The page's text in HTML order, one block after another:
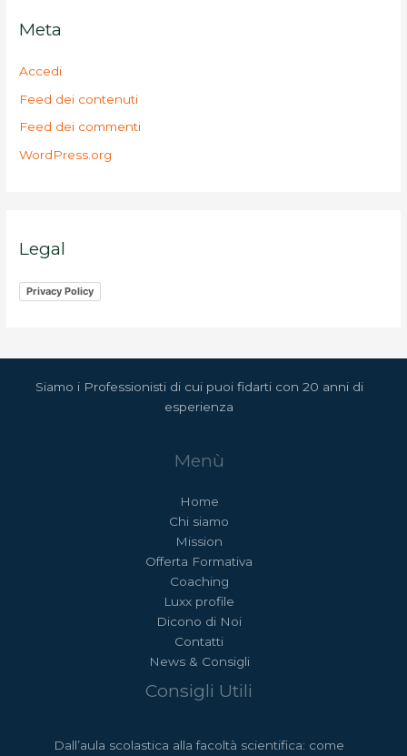
Meta
Accedi
Feed dei contenuti
Feed dei commenti
WordPress.org
Legal
Privacy Policy
Siamo i Professionisti di cui puoi fidarti con 20 anni di
esperienza
Menù
Home
Chi siamo
Mission
Offerta Formativa
Coaching
Luxx profile
Dicono di Noi
Contatti
News & Consigli
Consigli Utili
Dall’aula scolastica alla facoltà scientifica: come